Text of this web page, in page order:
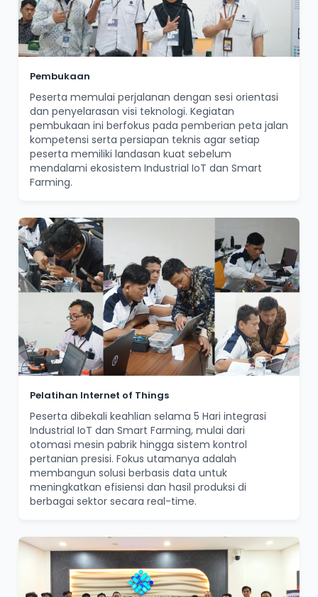
Pembukaan
Peserta memulai perjalanan dengan sesi orientasi
dan penyelarasan visi teknologi. Kegiatan
pembukaan ini berfokus pada pemberian peta jalan
kompetensi serta persiapan teknis agar setiap
peserta memiliki landasan kuat sebelum
mendalami ekosistem Industrial IoT dan Smart
Farming.
Pelatihan Internet of Things
Peserta dibekali keahlian selama 5 Hari integrasi
Industrial IoT dan Smart Farming, mulai dari
otomasi mesin pabrik hingga sistem kontrol
pertanian presisi. Fokus utamanya adalah
membangun solusi berbasis data untuk
meningkatkan efisiensi dan hasil produksi di
berbagai sektor secara real-time.